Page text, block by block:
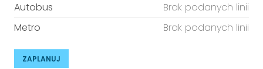
Autobus
Brak podanych linii
Metro
Brak podanych linii
ZAPLANUJ